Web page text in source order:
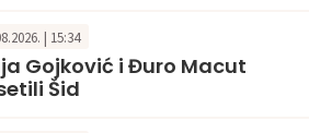
| 15:34
Gojković i Đuro Macut
Šid